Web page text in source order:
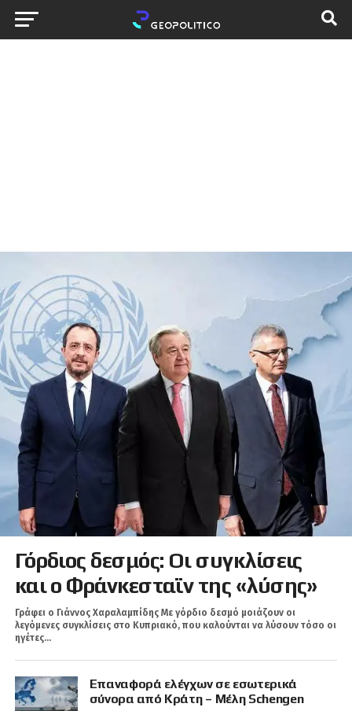
Γόρδιος δεσμός: Οι συγκλίσεις
και ο Φράνκεσταϊν της «λύσης»
Γράφει ο Γιάννος Χαραλαμπίδης Με γόρδιο δεσμό μοιάζουν οι
λεγόμενες συγκλίσεις στο Κυπριακό, που καλούνται να λύσουν τόσο οι
ηγέτες...
Επαναφορά ελέγχων σε εσωτερικά
σύνορα από Κράτη – Μέλη Schengen